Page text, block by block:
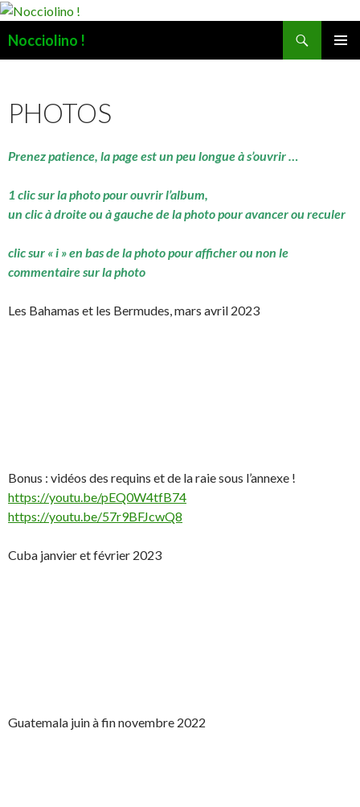
Nocciolino !
PHOTOS
Prenez patience, la page est un peu longue à s’ouvrir …
1 clic sur la photo pour ouvrir l’album,
un clic à droite ou à gauche de la photo pour avancer ou reculer
clic sur « i » en bas de la photo pour afficher ou non le
commentaire sur la photo
Les Bahamas et les Bermudes, mars avril 2023
Bonus : vidéos des requins et de la raie sous l’annexe !
https://youtu.be/pEQ0W4tfB74
https://youtu.be/57r9BFJcwQ8
Cuba janvier et février 2023
Guatemala juin à fin novembre 2022